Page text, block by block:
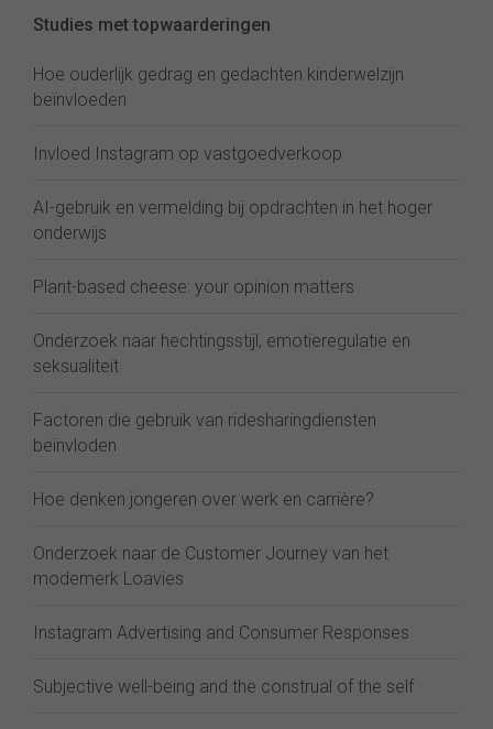
Studies met topwaarderingen
Hoe ouderlijk gedrag en gedachten kinderwelzijn
beïnvloeden
Invloed Instagram op vastgoedverkoop
AI-gebruik en vermelding bij opdrachten in het hoger
onderwijs
Plant-based cheese: your opinion matters
Onderzoek naar hechtingsstijl, emotieregulatie en
seksualiteit
Factoren die gebruik van ridesharingdiensten
beïnvloden
Hoe denken jongeren over werk en carrière?
Onderzoek naar de Customer Journey van het
modemerk Loavies
Instagram Advertising and Consumer Responses
Subjective well-being and the construal of the self